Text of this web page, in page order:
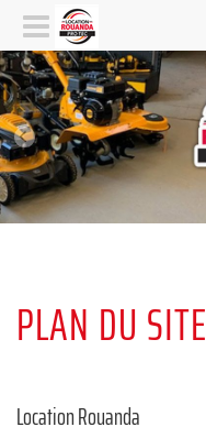
PLAN DU SITE
Location Rouanda